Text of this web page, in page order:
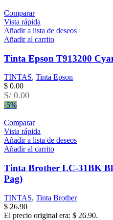
Comparar
Vista rápida
Añadir a lista de deseos
Añadir al carrito
Tinta Epson T913200
TINTAS, Tinta Epson
$ 0.00
S/ 0.00
-5%
Comparar
Vista rápida
Añadir a lista de deseos
Añadir al carrito
Tinta Brother LC-31BK
Pag)
TINTAS, Tinta Brother
$26.90
El precio original era: $ 26.90.